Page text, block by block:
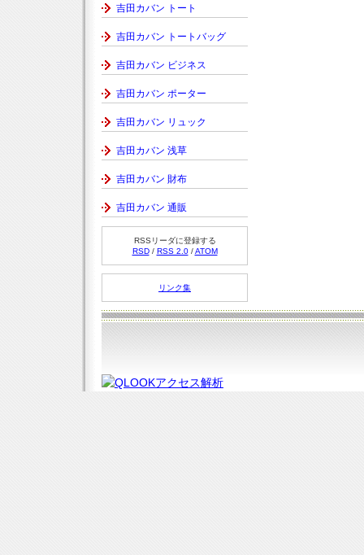
吉田カバン トート
吉田カバン トートバッグ
吉田カバン ビジネス
吉田カバン ポーター
吉田カバン リュック
吉田カバン 浅草
吉田カバン 財布
吉田カバン 通販
RSSリーダに登録する
RSD/ RSS 2.0/ATOM
リンク集